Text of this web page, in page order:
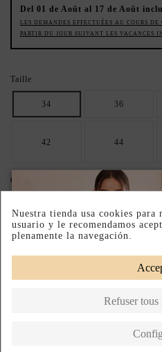
Del 01 de Août al 17 de Août
LES DEMANDES EFFECTUÉES AU COURS
PARTIR DU JOUR SUIVANT LES VACANCES
Taille
34 36
42 44
Couleur
Type de coupe
Nuestra tienda usa cookies
usuario y le recomendamos
plenamente la navegación.
Refuser tous